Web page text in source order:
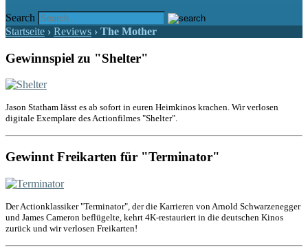
Search
Startseite › Reviews › The Mother
Gewinnspiel zu "Shelter"
Jason Statham lässt es ab sofort in euren Heimkinos krachen. Wir verlosen
digitale Exemplare des Actionfilmes "Shelter".
Gewinnt Freikarten für "Terminator"
Der Actionklassiker "Terminator", der die Karrieren von Arnold Schwarzenegger
und James Cameron beflügelte, kehrt 4K-restauriert in die deutschen Kinos
zurück und wir verlosen Freikarten!